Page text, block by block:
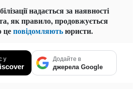
надається за наявності
як правило, продовжується
цеповідомляютьюристи.
у Додайте в
джерела Google